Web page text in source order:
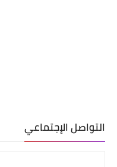
التواصل الإجتماعي